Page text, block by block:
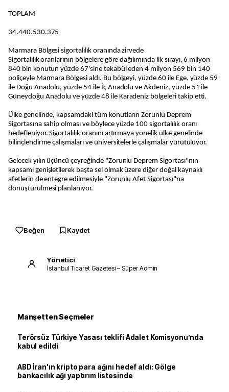
TOPLAM
34.440.530.375
Marmara Bölgesi sigortalılık oranında zirvede
Sigortalılık oranlarının bölgelere göre dağılımında ilk sırayı, 6 milyon
840 bin konutun yüzde 67'sine tekabül eden 4 milyon 569 bin 140
poliçeyle Marmara Bölgesi aldı. Bu bölgeyi, yüzde 60 ile Ege, yüzde 59
ile Doğu Anadolu, yüzde 54 ile İç Anadolu ve Akdeniz, yüzde 51 ile
Güneydoğu Anadolu ve yüzde 48 ile Karadeniz bölgeleri takip etti.
Ülke genelinde, kapsamdaki tüm konutların Zorunlu Deprem
Sigortasına sahip olması ve böylece yüzde 100 sigortalılık oranı
hedefleniyor. Sigortalılık oranını artırmaya yönelik ülke genelinde
bilinçlendirme çalışmaları ve üniversitelerle çalışmalar yürütülüyor.
Gelecek yılın üçüncü çeyreğinde "Zorunlu Deprem Sigortası"nın
kapsamı genişletilerek başta sel olmak üzere diğer doğal kaynaklı
afetlerin de entegre edilmesiyle "Zorunlu Afet Sigortası"na
dönüştürülmesi planlanıyor.
Beğen Kaydet
Yönetici
İstanbul Ticaret Gazetesi – Süper Admin
Manşetten Seçmeler
Terörsüz Türkiye Yasası teklifi Adalet Komisyonu’nda
kabul edildi
ABD İran'ın kripto para ağını hedef aldı: Gölge
bankacılık ağı yaptırım listesinde